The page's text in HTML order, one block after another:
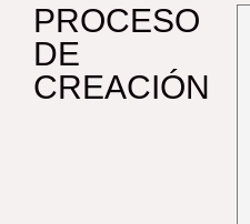
PROCESO
DE
CREACIÓN